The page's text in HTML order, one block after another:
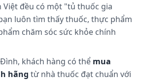
đều có một "tủ thuốc gia
luôn tìm thấy thuốc, thực phẩm
chăm sóc sức khỏe chính
khách hàng có thể mua
hãng từ nhà thuốc đạt chuẩn với